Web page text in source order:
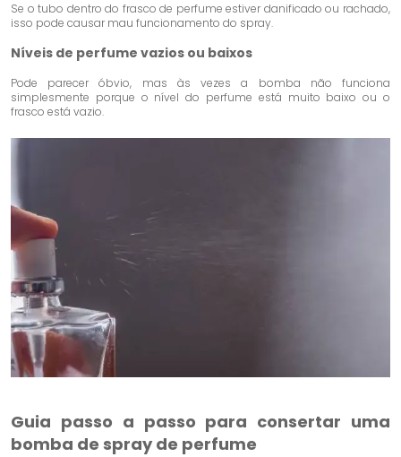
Se o tubo dentro do frasco de perfume estiver danificado ou rachado,
isso pode causar mau funcionamento do spray.
Níveis de perfume vazios ou baixos
Pode parecer óbvio, mas às vezes a bomba não funciona
simplesmente porque o nível do perfume está muito baixo ou o
frasco está vazio.
Guia passo a passo para consertar uma
bomba de spray de perfume